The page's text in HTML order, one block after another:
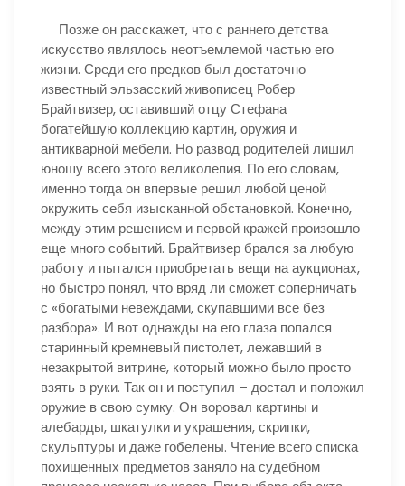
Позже он расскажет, что с раннего детства
искусство являлось неотъемлемой частью его
жизни. Среди его предков был достаточно
известный эльзасский живописец Робер
Брайтвизер, оставивший отцу Стефана
богатейшую коллекцию картин, оружия и
антикварной мебели. Но развод родителей лишил
юношу всего этого великолепия. По его словам,
именно тогда он впервые решил любой ценой
окружить себя изысканной обстановкой. Конечно,
между этим решением и первой кражей произошло
еще много событий. Брайтвизер брался за любую
работу и пытался приобретать вещи на аукционах,
но быстро понял, что вряд ли сможет соперничать
с «богатыми невеждами, скупавшими все без
разбора». И вот однажды на его глаза попался
старинный кремневый пистолет, лежавший в
незакрытой витрине, который можно было просто
взять в руки. Так он и поступил – достал и положил
оружие в свою сумку. Он воровал картины и
алебарды, шкатулки и украшения, скрипки,
скульптуры и даже гобелены. Чтение всего списка
похищенных предметов заняло на судебном